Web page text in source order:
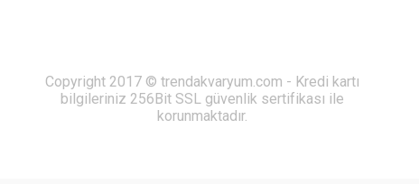
Copyright 2017 © trendakvaryum.com - Kredi kartı
bilgileriniz 256Bit SSL güvenlik sertifikası ile
korunmaktadır.